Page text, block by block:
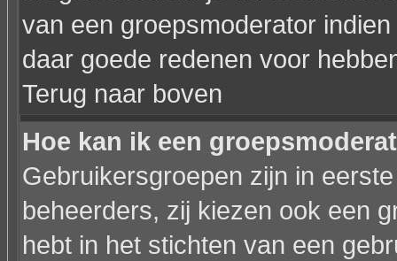
van een groepsmoderator
daar goede redenen voor
Terug naar boven
Hoe kan ik een
Gebruikersgroepen zijn in
beheerders, zij kiezen ook een
hebt in het stichten van een